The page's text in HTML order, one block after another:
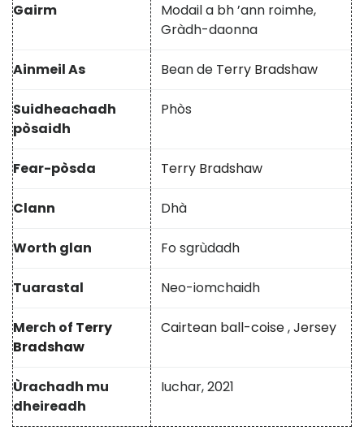
Gairm
Modail a bh ’ann roimhe,
Gràdh-daonna
Ainmeil As Bean de Terry Bradshaw
Suidheachadh
pòsaidh
Phòs
Fear-pòsda Terry Bradshaw
Clann Dhà
Worth glan Fo sgrùdadh
Tuarastal Neo-iomchaidh
Merch of Terry
Bradshaw
Cairtean ball-coise,Jersey
Ùrachadh mu
dheireadh
Iuchar, 2021